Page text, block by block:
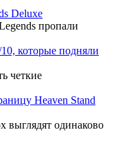
Deluxe
пропали
которые подняли
четкие
Heaven Stand
выглядят одинаково